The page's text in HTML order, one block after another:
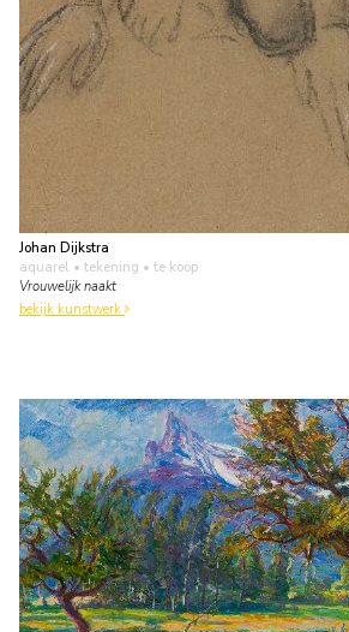
Johan Dijkstra
aquarel • tekening • te koop
Vrouwelijk naakt
bekijk kunstwerk